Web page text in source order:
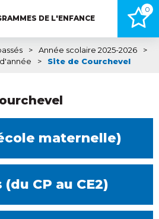
DE L'ENFANCE
0
> Année scolaire 2025-2026
>
> Site de Courchevel
maternelle)
(du CP au CE2)